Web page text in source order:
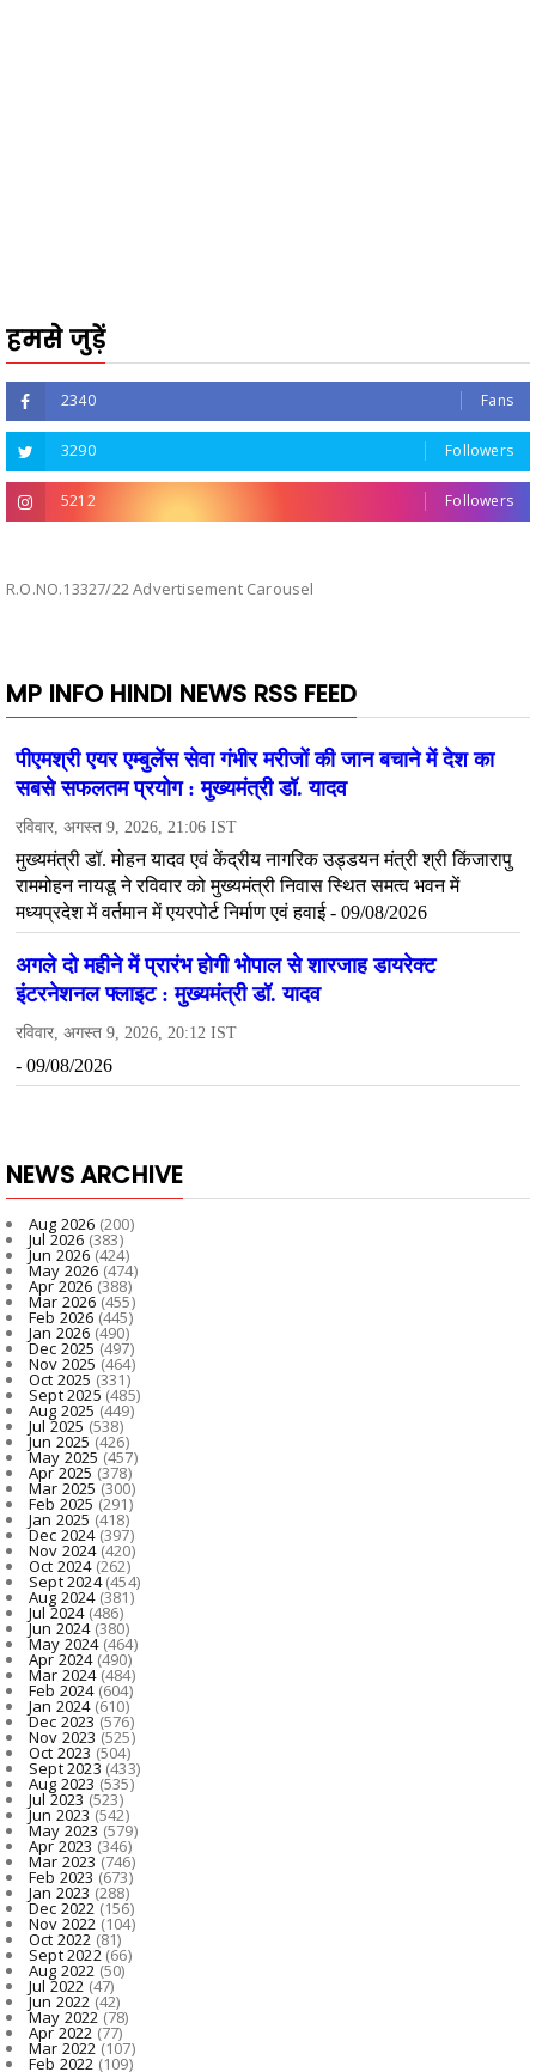
हमसे जुड़ें
2340 Fans
3290 Followers
5212 Followers
R.O.NO.13327/22 Advertisement Carousel
MP INFO HINDI NEWS RSS FEED
NEWS ARCHIVE
Aug 2026 (200)
Jul 2026 (383)
Jun 2026(424)
May 2026(474)
Apr 2026 (388)
Mar 2026(455)
Feb 2026 (445)
Jan 2026 (490)
Dec 2025(497)
Nov 2025 (464)
Oct 2025 (331)
Sept 2025 (485)
Aug 2025 (449)
Jul 2025 (538)
Jun 2025(426)
May 2025(457)
Apr 2025 (378)
Mar 2025 (300)
Feb 2025 (291)
Jan 2025 (418)
Dec 2024(397)
Nov 2024(420)
Oct 2024(262)
Sept 2024(454)
Aug 2024(381)
Jul 2024(486)
Jun 2024(380)
May 2024(464)
Apr 2024(490)
Mar 2024(484)
Feb 2024(604)
Jan 2024(610)
Dec 2023(576)
Nov 2023 (525)
Oct 2023 (504)
Sept 2023 (433)
Aug 2023 (535)
Jul 2023 (523)
Jun 2023(542)
May 2023(579)
Apr 2023 (346)
Mar 2023 (746)
Feb 2023 (673)
Jan 2023 (288)
Dec 2022(156)
Nov 2022 (104)
Oct 2022 (81)
Sept 2022(66)
Aug 2022 (50)
Jul 2022 (47)
Jun 2022(42)
May 2022(78)
Apr 2022 (77)
Mar 2022(107)
Feb 2022 (109)